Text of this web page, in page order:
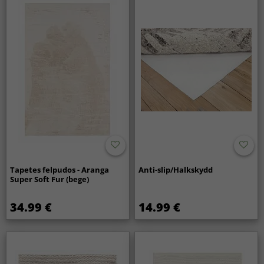
Tapetes felpudos - Aranga
Super Soft Fur (bege)
34.99 €
Anti-slip/Halkskydd
14.99 €